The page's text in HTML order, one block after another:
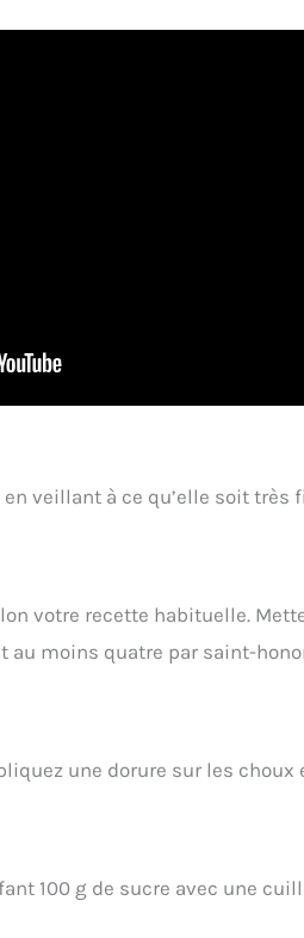
veillant à ce qu’elle soit très
votre recette habituelle.
au moins quatre par saint-
une dorure sur les
100 g de sucre avec une